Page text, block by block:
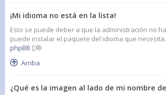
¡Mi idioma no está en la lista!
Esto se puede deber a que la administración no
puede instalar el paquete del idioma que
phpBB
®
Arriba
¿Qué es la imagen al lado de mi nombre